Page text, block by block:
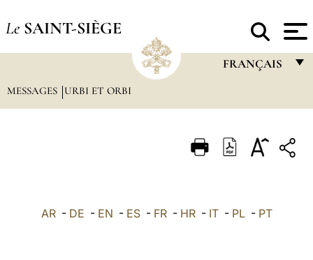
Le SAINT-SIÈGE
FRANÇAIS
ITALIANO
MESSAGES URBI ET ORBI
AR- DE - EN - ES- FR- HR- IT- PL- PT